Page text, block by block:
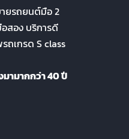
ยรถยนต์มือ 2
สอง บริการดี
เกรด S class
ามากกว่า 40 ปี